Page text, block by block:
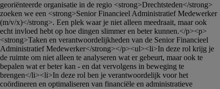
georiënteerde organisatie in de regio <strong>Drechtsteden</strong>
zoeken we een <strong>Senior Financieel Administratief Medewerker
(m/v/x)</strong>. Een plek waar je niet alleen meedraait, maar ook
echt invloed hebt op hoe dingen slimmer en beter kunnen.</p><p>
<strong>Taken en verantwoordelijkheden van de Senior Financieel
Administratief Medewerker</strong></p><ul><li>In deze rol krijg je
de ruimte om niet alleen te analyseren wat er gebeurt, maar ook te
bepalen wat er beter kan - en dat vervolgens in beweging te
brengen</li><li>In deze rol ben je verantwoordelijk voor het
coördineren en optimaliseren van financiële en administratieve